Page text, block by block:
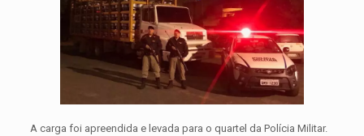
A carga foi apreendida e levada para o quartel da Polícia Militar.